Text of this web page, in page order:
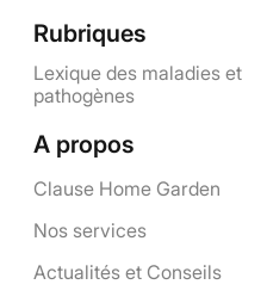
Rubriques
Lexique des maladies et
pathogènes
A propos
Clause Home Garden
Nos services
Actualités et Conseils